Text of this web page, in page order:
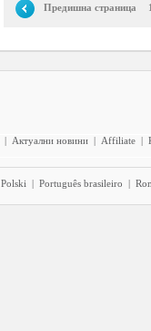
Предишна страница
| Актуални новини | Affiliate |
Polski | Português brasileiro |